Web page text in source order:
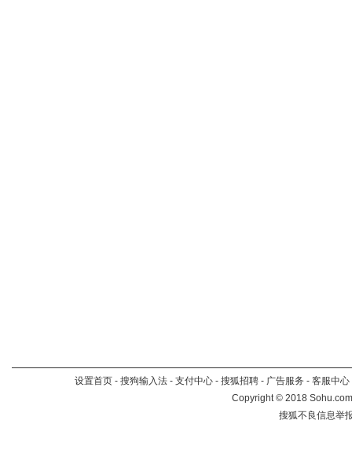
设置首页 - 搜狗输入法 - 支付中心 - 搜狐招聘 - 广告服务 - 客服中心
Copyright©2018
搜狐不良信息举